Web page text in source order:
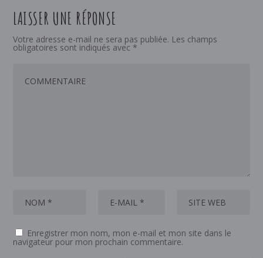
LAISSER UNE RÉPONSE
Votre adresse e-mail ne sera pas publiée. Les champs
obligatoires sont indiqués avec *
Enregistrer mon nom, mon e-mail et mon site dans le
navigateur pour mon prochain commentaire.